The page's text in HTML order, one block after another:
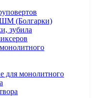
(Болгарки)
зубила
для монолитного